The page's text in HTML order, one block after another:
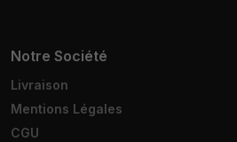
Notre Société
Livraison
Mentions Légales
CGU